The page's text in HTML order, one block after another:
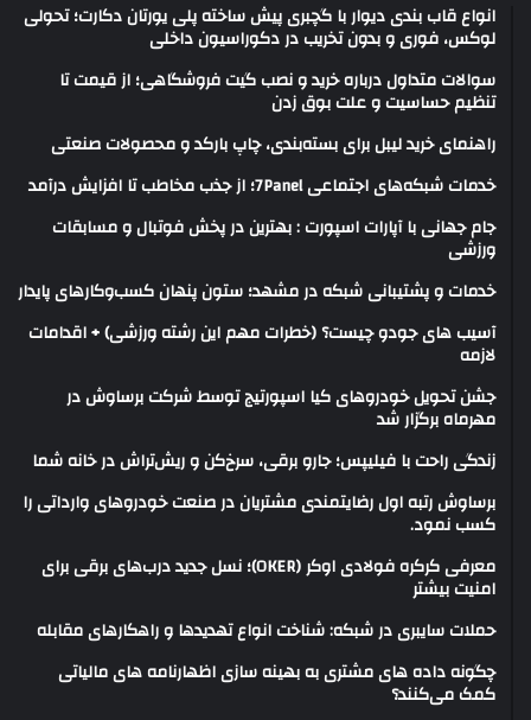
انواع قاب بندی دیوار با گچبری پیش ساخته پلی یورتان دکارت؛ تحولی
لوکس، فوری و بدون تخریب در دکوراسیون داخلی
سوالات متداول درباره خرید و نصب گیت فروشگاهی؛ از قیمت تا
تنظیم حساسیت و علت بوق زدن
راهنمای خرید لیبل برای بسته‌بندی، چاپ بارکد و محصولات صنعتی
خدمات شبکه‌های اجتماعی 7Panel؛ از جذب مخاطب تا افزایش درآمد
جام جهانی با آپارات اسپورت : بهترین در پخش فوتبال و مسابقات
ورزشی
خدمات و پشتیبانی شبکه در مشهد؛ ستون پنهان کسب‌وکارهای پایدار
آسیب های جودو چیست؟ (خطرات مهم این رشته ورزشی) + اقدامات
لازمه
جشن تحویل خودروهای کیا اسپورتیج توسط شرکت برساوش در
مهرماه برگزار شد
زندگی راحت با فیلیپس؛ جارو برقی، سرخ‌کن و ریش‌تراش در خانه شما
برساوش رتبه اول رضایتمندی مشتریان در صنعت خودروهای وارداتی را
کسب نمود.
معرفی کرکره فولادی اوکر (OKER)؛ نسل جدید درب‌های برقی برای
امنیت بیشتر
حملات سایبری در شبکه: شناخت انواع تهدیدها و راهکارهای مقابله
چگونه داده های مشتری به بهینه سازی اظهارنامه های مالیاتی
کمک می‌کنند؟